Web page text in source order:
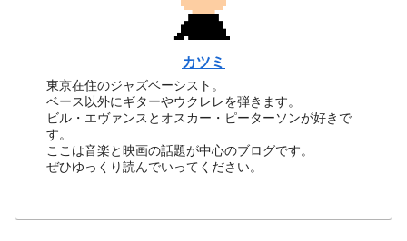
カツミ
東京在住のジャズベーシスト。
ベース以外にギターやウクレレを弾きます。
ビル・エヴァンスとオスカー・ピーターソンが好きで
す。
ここは音楽と映画の話題が中心のブログです。
ぜひゆっくり読んでいってください。